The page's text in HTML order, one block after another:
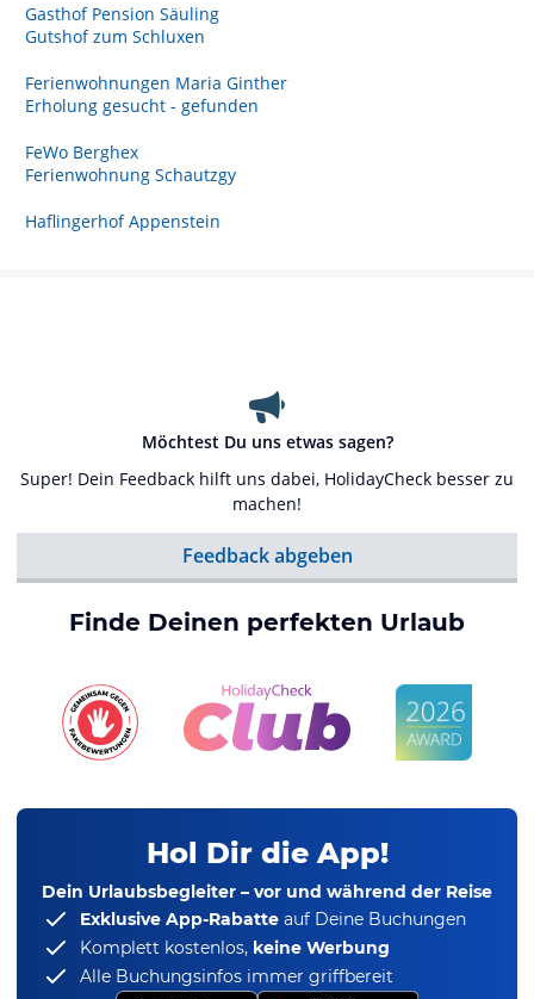
Gasthof Pension Säuling
Gutshof zum Schluxen
Ferienwohnungen Maria Ginther
Erholung gesucht - gefunden
FeWo Berghex
Ferienwohnung Schautzgy
Haflingerhof Appenstein
Möchtest Du uns etwas sagen?
Super! Dein Feedback hilft uns dabei, HolidayCheck besser zu
machen!
Feedback abgeben
Finde Deinen perfekten Urlaub
Hol Dir die App!
Dein Urlaubsbegleiter – vor und während der Reise
Exklusive App-Rabatte auf Deine Buchungen
Komplett kostenlos, keine Werbung
Alle Buchungsinfos immer griffbereit